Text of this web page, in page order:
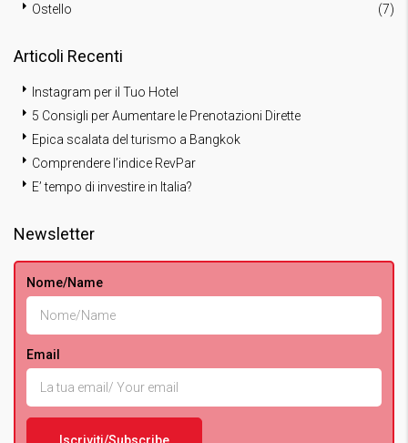
Ostello
(7)
Articoli Recenti
Instagram per il Tuo Hotel
5 Consigli per Aumentare le Prenotazioni Dirette
Epica scalata del turismo a Bangkok
Comprendere l’indice RevPar
E’ tempo di investire in Italia?
Newsletter
Nome/Name
Email